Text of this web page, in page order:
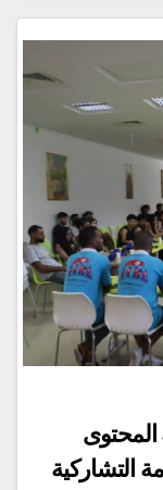
المحتوى
التشاركية